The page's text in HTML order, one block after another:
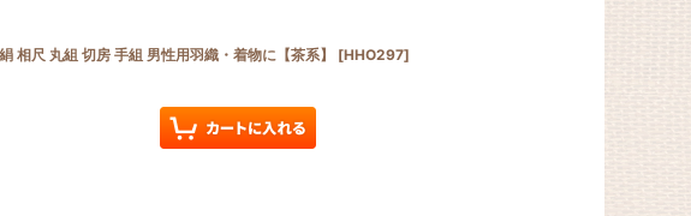
相尺 丸組 切房 手組 男性用羽織・着物に【茶系】 [HHO297]